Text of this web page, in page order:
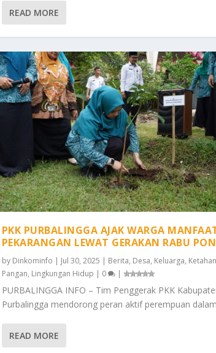
READ MORE
PKK PURBALINGGA AJAK WARGA
PEKARANGAN LEWAT GERAKAN RABU PON
by Dinkominfo | Jul 30, 2025 | Berita, Desa, Keluarga,
Pangan, Lingkungan Hidup | 0 |
PURBALINGGA INFO – Tim Penggerak PKK
Purbalingga mendorong peran aktif perempuan
READ MORE